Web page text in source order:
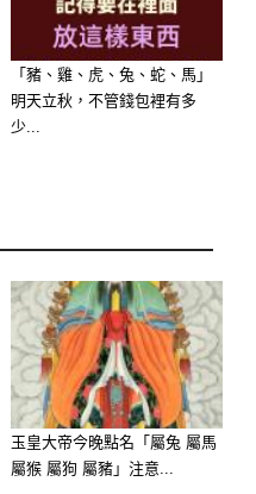
情和家庭視為
手對他們來說，
壘。他們害怕孤
慣難以割捨。
雙魚那樣柔
、「習慣」、
「豬、雞、虎、兔、蛇、馬」
明天立秋，不管錢包裡有多
少...
玉皇大帝今晚點名「屬兔 屬馬
屬猴 屬狗 屬豬」注意...